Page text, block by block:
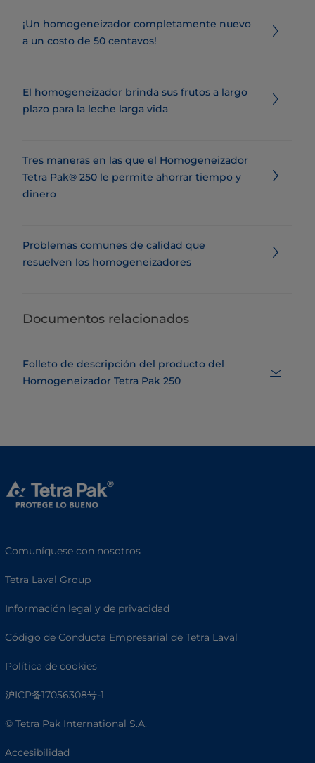
¡Un homogeneizador completamente nuevo
a un costo de 50 centavos!
El homogeneizador brinda sus frutos a largo
plazo para la leche larga vida
Tres maneras en las que el Homogeneizador
Tetra Pak® 250 le permite ahorrar tiempo y
dinero
Problemas comunes de calidad que
resuelven los homogeneizadores
Documentos relacionados
Folleto de descripción del producto del
Homogeneizador Tetra Pak 250
Comuníquese con nosotros
Tetra Laval Group
Información legal y de privacidad
Código de Conducta Empresarial de Tetra Laval
Política de cookies
沪ICP备17056308号-1
© Tetra Pak International S.A.
Accesibilidad